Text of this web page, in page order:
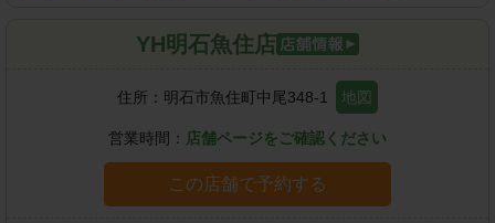
YH明石魚住店
住所： 明石市魚住町中尾348-1 地図
営業時間： 店舗ページをご確認ください
この店舗で予約する